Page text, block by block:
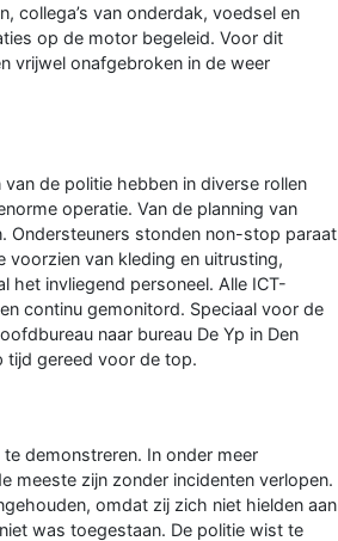
collega’s van onderdak, voedsel en
op de motor begeleid. Voor dit
vrijwel onafgebroken in de weer
de politie hebben in diverse rollen
operatie. Van de planning van
Ondersteuners stonden non-stop paraat
voorzien van kleding en uitrusting,
het invliegend personeel. Alle ICT-
continu gemonitord. Speciaal voor de
naar bureau De Yp in Den
tijd gereed voor de top.
demonstreren. In onder meer
meeste zijn zonder incidenten verlopen.
omdat zij zich niet hielden aan
was toegestaan. De politie wist te